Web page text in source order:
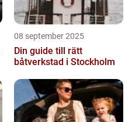
08 september 2025
Din guide till rätt
båtverkstad i Stockholm